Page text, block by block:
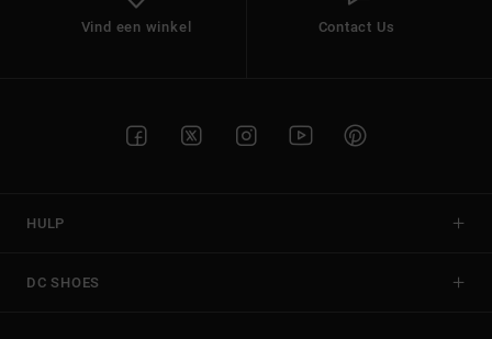
Vind een winkel Contact Us
HULP
DC SHOES